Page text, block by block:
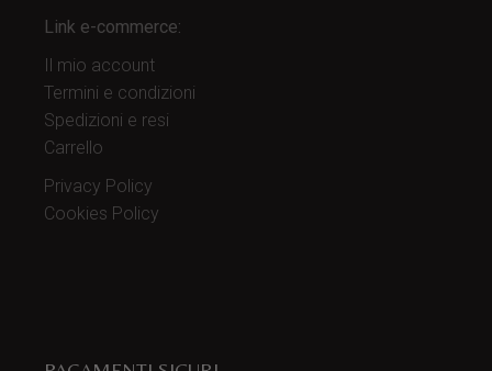
Link e-commerce:
Il mio account
Termini e condizioni
Spedizioni e resi
Carrello
Privacy Policy
Cookies Policy